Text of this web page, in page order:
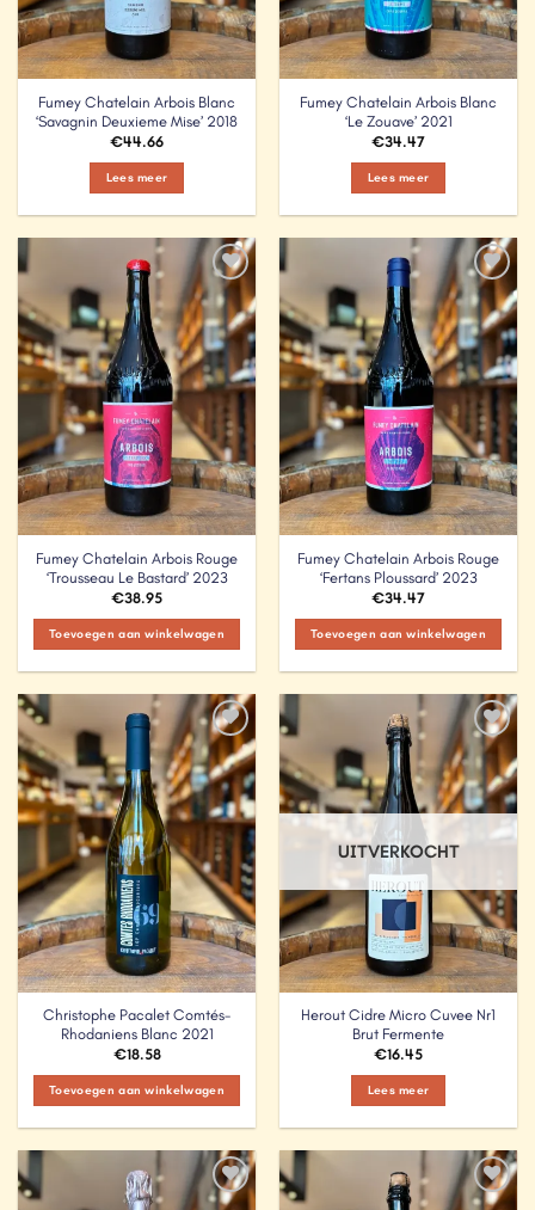
Fumey Chatelain Arbois Blanc
‘Savagnin Deuxieme Mise’ 2018
€44.66
Lees meer
Fumey Chatelain Arbois Blanc
‘Le Zouave’ 2021
€34.47
Lees meer
Add to
Wishlist
Fumey Chatelain Arbois Rouge
‘Trousseau Le Bastard’ 2023
€38.95
Toevoegen aan winkelwagen
Add to
Wishlist
Fumey Chatelain Arbois Rouge
‘Fertans Ploussard’ 2023
€34.47
Toevoegen aan winkelwagen
Add to
Wishlist
Christophe Pacalet Comtés-
Rhodaniens Blanc 2021
€18.58
Toevoegen aan winkelwagen
Add to
Wishlist
UITVERKOCHT
Herout Cidre Micro Cuvee Nr1
Brut Fermente
€16.45
Lees meer